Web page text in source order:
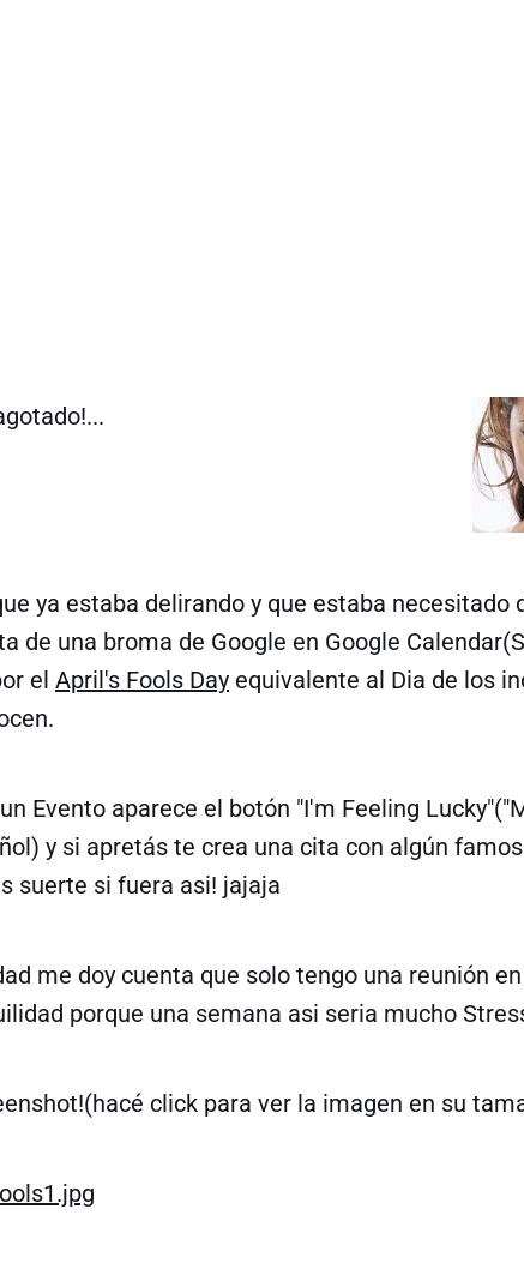
ya estaba delirando y que estaba necesitado
de una broma de Google en Google
el April's Fools Day equivalente al Dia de los
Evento aparece el botón "I'm Feeling
y si apretás te crea una cita con algún
suerte si fuera asi! jajaja
me doy cuenta que solo tengo una reunión
porque una semana asi seria mucho
click para ver la imagen en su